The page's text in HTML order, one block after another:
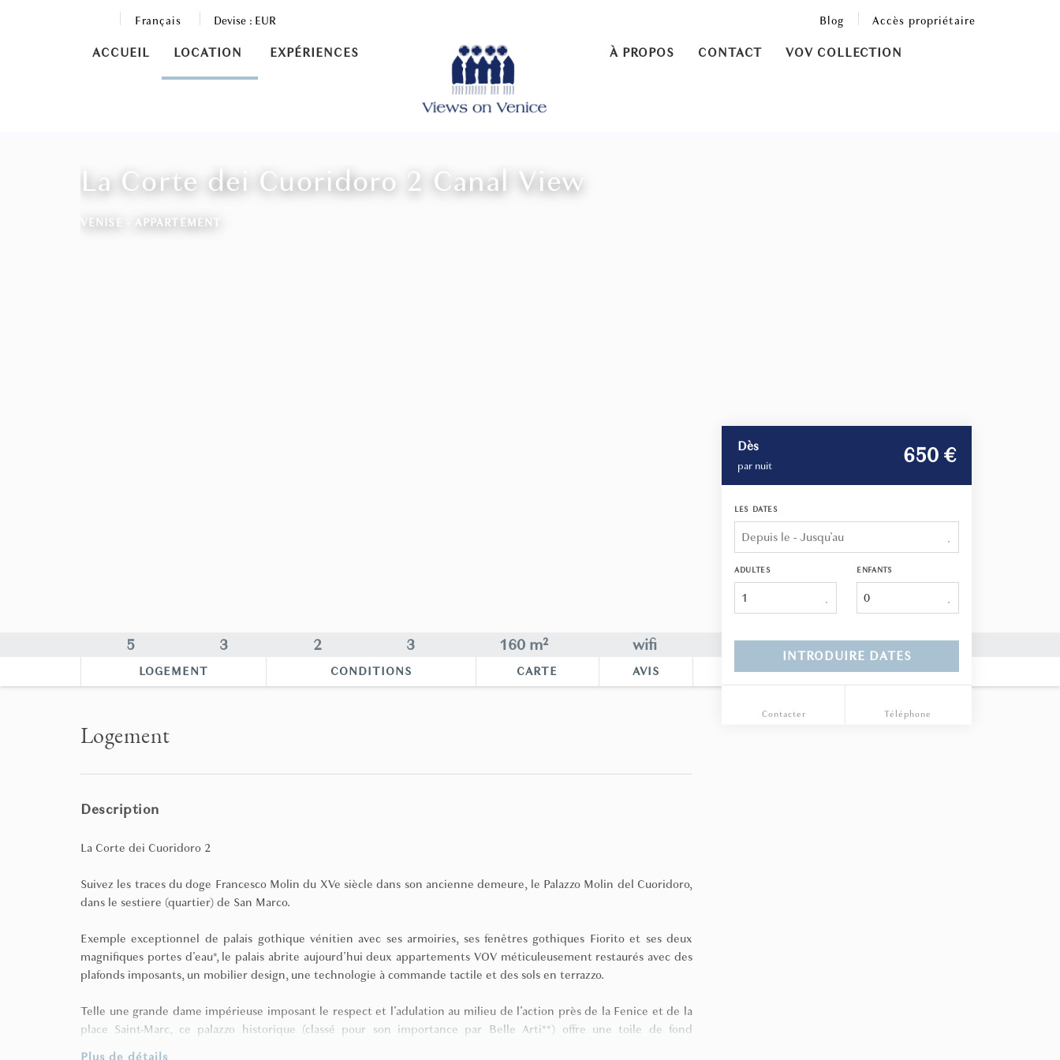
Français Devise : EUR Accès propriétaire
Blog
ACCUEIL LOCATION EXPÉRIENCES À PROPOS CONTACT VOV COLLECTION
La Corte dei Cuoridoro 2 Canal View
VENISE - APPARTEMENT
5 3 2 3 160 m² wifi
LOGEMENT CONDITIONS CARTE AVIS
Dès
par nuit 650 €
LES DATES
ADULTES
1
ENFANTS
INTRODUIRE DATES
Contacter Téléphone
Logement
Description
La Corte dei Cuoridoro 2
Suivez les traces du doge Francesco Molin du XVe siècle dans son ancienne demeure, le Palazzo Molin del Cuoridoro,
dans le sestiere (quartier) de San Marco.
Exemple exceptionnel de palais gothique vénitien avec ses armoiries, ses fenêtres gothiques Fiorito et ses deux
magnifiques portes d'eau*, le palais abrite aujourd'hui deux appartements VOV méticuleusement restaurés avec des
plafonds imposants, un mobilier design, une technologie à commande tactile et des sols en terrazzo.
Telle une grande dame impérieuse imposant le respect et l'adulation au milieu de l'action près de la Fenice et de la
place Saint-Marc, ce palazzo historique (classé pour son importance par Belle Arti**) offre une toile de fond
étonnante :
Plus de détails